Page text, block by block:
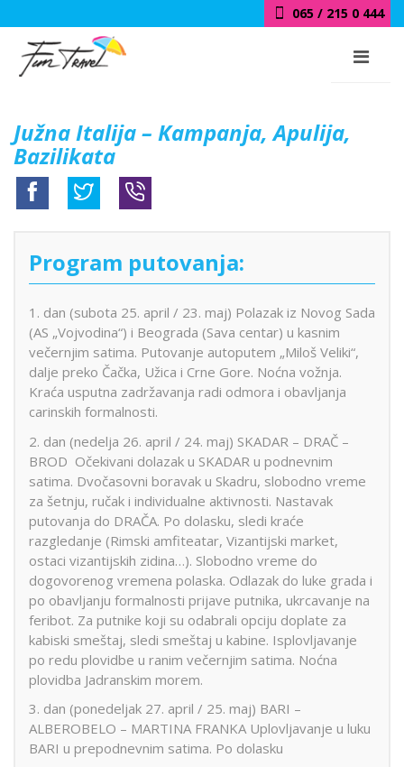
018 / 415 0 444
065 / 215 0 444
Južna Italija – Kampanja, Apulija,
Bazilikata
Program putovanja:
1. dan (subota 25. april / 23. maj) Polazak iz Novog Sada
(AS „Vojvodina“) i Beograda (Sava centar) u kasnim
večernjim satima. Putovanje autoputem „Miloš Veliki“,
dalje preko Čačka, Užica i Crne Gore. Noćna vožnja.
Kraća usputna zadržavanja radi odmora i obavljanja
carinskih formalnosti.
2. dan (nedelja 26. april / 24. maj) SKADAR – DRAČ –
BROD Očekivani dolazak u SKADAR u podnevnim
satima. Dvočasovni boravak u Skadru, slobodno vreme
za šetnju, ručak i individualne aktivnosti. Nastavak
putovanja do DRAČA. Po dolasku, sledi kraće
razgledanje (Rimski amfiteatar, Vizantijski market,
ostaci vizantijskih zidina…). Slobodno vreme do
dogovorenog vremena polaska. Odlazak do luke grada i
po obavljanju formalnosti prijave putnika, ukrcavanje na
feribot. Za putnike koji su odabrali opciju doplate za
kabiski smeštaj, sledi smeštaj u kabine. Isplovljavanje
po redu plovidbe u ranim večernjim satima. Noćna
plovidba Jadranskim morem.
3. dan (ponedeljak 27. april / 25. maj) BARI –
ALBEROBELO – MARTINA FRANKA Uplovljavanje u luku
BARI u prepodnevnim satima. Po dolasku